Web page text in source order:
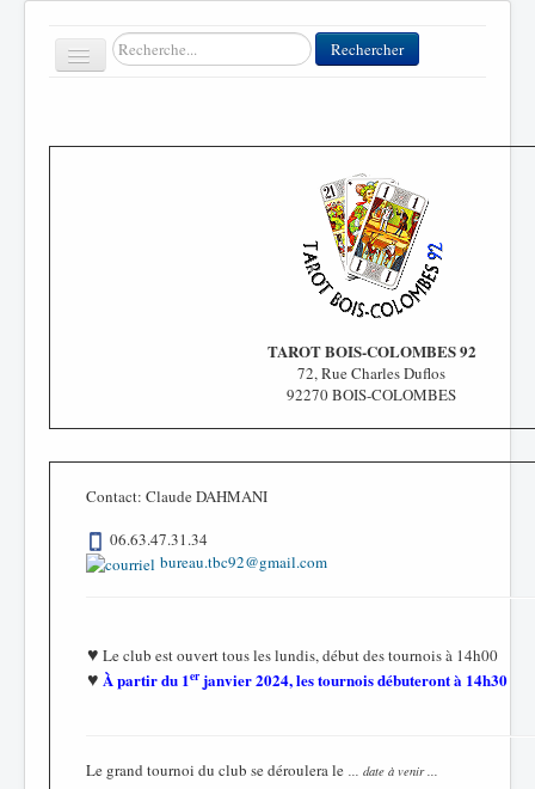
Toggle
Rechercher Rechercher
TAROT BOIS-COLOMBES 92
72, Rue Charles Duflos
92270 BOIS-COLOMBES
Contact: Claude DAHMANI
06.63.47.31.34
bureau.tbc92@gmail.com
♥ Le club est ouvert tous les lundis, début des tournois à 14h00
♥ À partir du 1erjanvier 2024, les tournois débuteront à 14h30
Le grand tournoi du club se déroulera le ... date à venir ...